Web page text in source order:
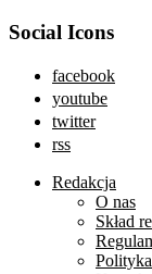
Social Icons
facebook
youtube
twitter
rss
Redakcja
O nas
Skład